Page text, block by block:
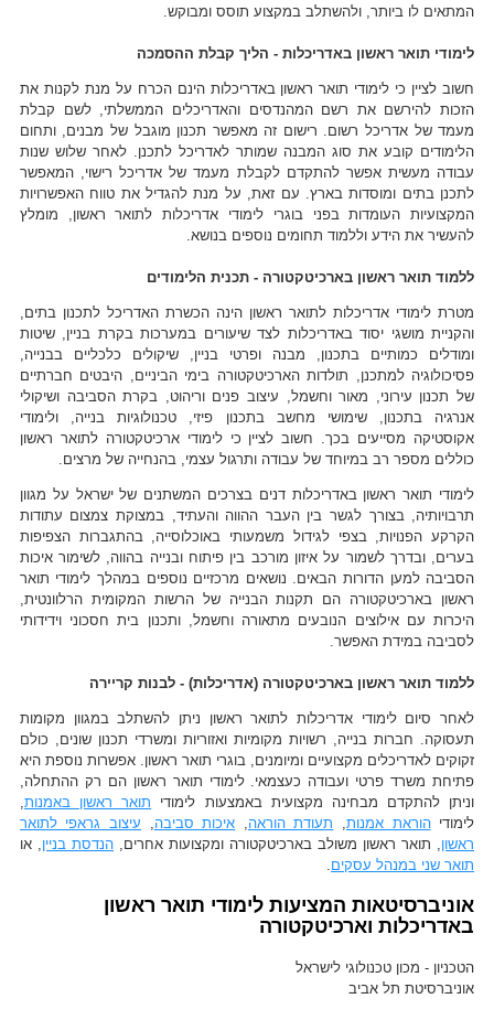
המתאים לו ביותר, ולהשתלב במקצוע תוסס ומבוקש.
לימודי תואר ראשון באדריכלות - הליך קבלת ההסמכה
חשוב לציין כי לימודי תואר ראשון באדריכלות הינם הכרח על מנת לקנות את
הזכות להירשם את רשם המהנדסים והאדריכלים הממשלתי, לשם קבלת
מעמד של אדריכל רשום. רישום זה מאפשר תכנון מוגבל של מבנים, ותחום
הלימודים קובע את סוג המבנה שמותר לאדריכל לתכנן. לאחר שלוש שנות
עבודה מעשית אפשר להתקדם לקבלת מעמד של אדריכל רישוי, המאפשר
לתכנן בתים ומוסדות בארץ. עם זאת, על מנת להגדיל את טווח האפשרויות
המקצועיות העומדות בפני בוגרי לימודי אדריכלות לתואר ראשון, מומלץ
להעשיר את הידע וללמוד תחומים נוספים בנושא.
ללמוד תואר ראשון בארכיטקטורה - תכנית הלימודים
מטרת לימודי אדריכלות לתואר ראשון הינה הכשרת האדריכל לתכנון בתים,
והקניית מושגי יסוד באדריכלות לצד שיעורים במערכות בקרת בניין, שיטות
ומודלים כמותיים בתכנון, מבנה ופרטי בניין, שיקולים כלכליים בבנייה,
פסיכולוגיה למתכנן, תולדות הארכיטקטורה בימי הביניים, היבטים חברתיים
של תכנון עירוני, מאור וחשמל, עיצוב פנים וריהוט, בקרת הסביבה ושיקולי
אנרגיה בתכנון, שימושי מחשב בתכנון פיזי, טכנולוגיות בנייה, ולימודי
אקוסטיקה מסייעים בכך. חשוב לציין כי לימודי ארכיטקטורה לתואר ראשון
כוללים מספר רב במיוחד של עבודה ותרגול עצמי, בהנחייה של מרצים.
לימודי תואר ראשון באדריכלות דנים בצרכים המשתנים של ישראל על מגוון
תרבויותיה, בצורך לגשר בין העבר ההווה והעתיד, במצוקת צמצום עתודות
הקרקע הפנויות, בצפי לגידול משמעותי באוכלוסייה, בהתגברות הצפיפות
בערים, ובדרך לשמור על איזון מורכב בין פיתוח ובנייה בהווה, לשימור איכות
הסביבה למען הדורות הבאים. נושאים מרכזיים נוספים במהלך לימודי תואר
ראשון בארכיטקטורה הם תקנות הבנייה של הרשות המקומית הרלוונטית,
היכרות עם אילוצים הנובעים מתאורה וחשמל, ותכנון בית חסכוני וידידותי
לסביבה במידת האפשר.
ללמוד תואר ראשון בארכיטקטורה (אדריכלות) - לבנות קריירה
לאחר סיום לימודי אדריכלות לתואר ראשון ניתן להשתלב במגוון מקומות
תעסוקה. חברות בנייה, רשויות מקומיות ואזוריות ומשרדי תכנון שונים, כולם
זקוקים לאדריכלים מקצועיים ומיומנים, בוגרי תואר ראשון. אפשרות נוספת היא
פתיחת משרד פרטי ועבודה כעצמאי. לימודי תואר ראשון הם רק ההתחלה,
וניתן להתקדם מבחינה מקצועית באמצעות לימודי תואר ראשון באמנות
לימודיהוראת אמנות תעודת הוראה איכות סביבה
עיצוב גראפי לתואר
ראשון , תואר ראשון משולב בארכיטקטורה ומקצועות אחרים,הנדסת בניין , או
תואר שני במנהל עסקים
אוניברסיטאות המציעות לימודי תואר ראשון
באדריכלות וארכיטקטורה
הטכניון - מכון טכנולוגי לישראל
אוניברסיטת תל אביב